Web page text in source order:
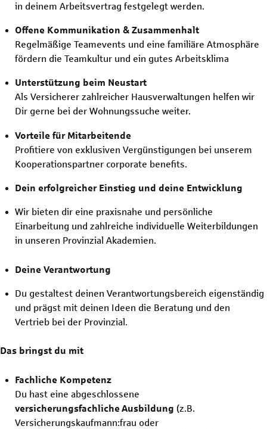
in deinem Arbeitsvertrag festgelegt werden.
Offene Kommunikation & Zusammenhalt
Regelmäßige Teamevents und eine familiäre Atmosphäre
fördern die Teamkultur und ein gutes Arbeitsklima
Unterstützung beim Neustart
Als Versicherer zahlreicher Hausverwaltungen helfen wir
Dir gerne bei der Wohnungssuche weiter.
Vorteile für Mitarbeitende
Profitiere von exklusiven Vergünstigungen bei unserem
Kooperationspartner corporate benefits.
Dein erfolgreicher Einstieg und deine Entwicklung
Wir bieten dir eine praxisnahe und persönliche
Einarbeitung und zahlreiche individuelle Weiterbildungen
in unseren Provinzial Akademien.
Deine Verantwortung
Du gestaltest deinen Verantwortungsbereich eigenständig
und prägst mit deinen Ideen die Beratung und den
Vertrieb bei der Provinzial.
Das bringst du mit
Fachliche Kompetenz
Du hast eine abgeschlossene
versicherungsfachliche Ausbildung (z.B.
Versicherungskaufmann:frau oder